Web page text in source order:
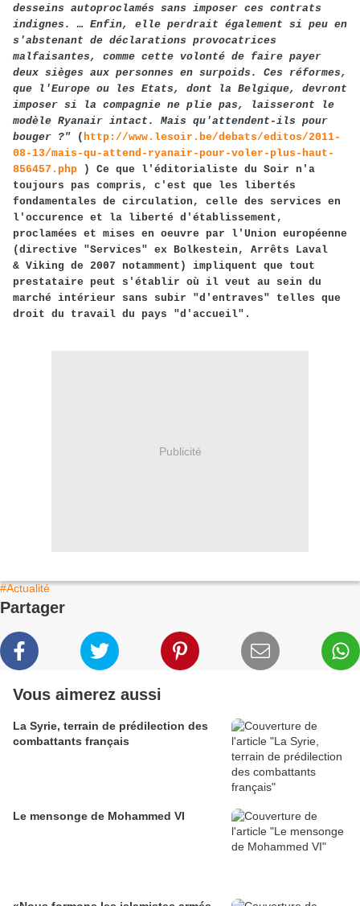
desseins autoproclamés sans imposer ces contrats
indignes. … Enfin, elle perdrait également si peu en
s'abstenant de déclarations provocatrices
malfaisantes, comme cette volonté de faire payer
deux sièges aux personnes en surpoids. Ces réformes,
que l'Europe ou les Etats, dont la Belgique, devront
imposer si la compagnie ne plie pas, laisseront le
modèle Ryanair intact. Mais qu'attendent-ils pour
bouger ?" ( http://www.lesoir.be/debats/editos/2011-
08-13/mais-qu-attend-ryanair-pour-voler-plus-haut-
856457.php ) Ce que l'éditorialiste du Soir n'a
toujours pas compris, c'est que les libertés
fondamentales de circulation, celle des services en
l'occurence et la liberté d'établissement,
proclamées et mises en oeuvre par l'Union européenne
(directive "Services" ex Bolkestein, Arrêts Laval
& Viking de 2007 notamment) impliquent que tout
prestataire peut s'établir où il veut au sein du
marché intérieur sans subir "d'entraves" telles que
droit du travail du pays "d'accueil".
Publicité
#Actualité
Partager
Vous aimerez aussi
La Syrie, terrain de prédilection des
combattants français
Le mensonge de Mohammed VI